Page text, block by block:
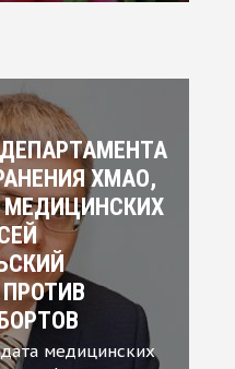
ХМАО,
медицинских